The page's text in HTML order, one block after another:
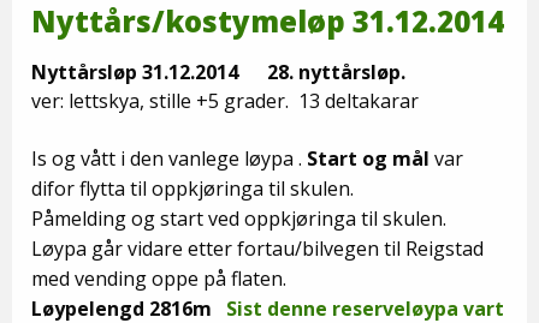
Nyttårs/kostymeløp 31.12.2014
Nyttårsløp 31.12.2014 28. nyttårsløp.
ver: lettskya, stille +5 grader. 13 deltakarar
Is og vått i den vanlege løypa . Start og mål var
difor flytta til oppkjøringa til skulen.
Påmelding og start ved oppkjøringa til skulen.
Løypa går vidare etter fortau/bilvegen til Reigstad
med vending oppe på flaten.
Løypelengd 2816m Sist denne reserveløypa vart